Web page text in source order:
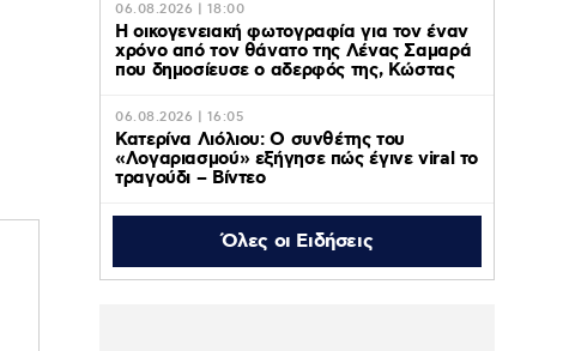
06.08.2026 | 18:00
Η οικογενειακή φωτογραφία για τον έναν
χρόνο από τον θάνατο της Λένας Σαμαρά
που δημοσίευσε ο αδερφός της, Κώστας
06.08.2026 | 16:05
Κατερίνα Λιόλιου: Ο συνθέτης του
«Λογαριασμού» εξήγησε πώς έγινε viral το
τραγούδι – Βίντεο
Όλες οι Ειδήσεις